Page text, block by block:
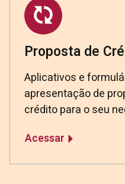
Proposta de
Aplicativos e
apresentação de
crédito para o seu
Acessar